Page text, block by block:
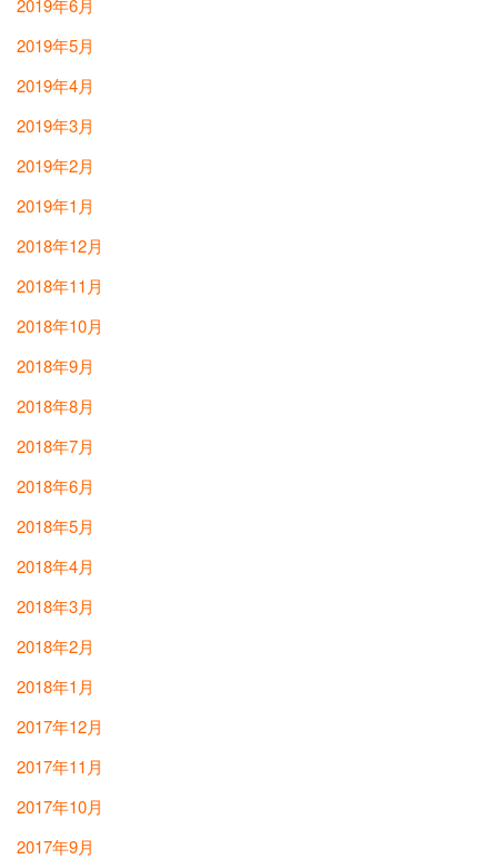
2019年6月
2019年5月
2019年4月
2019年3月
2019年2月
2019年1月
2018年12月
2018年11月
2018年10月
2018年9月
2018年8月
2018年7月
2018年6月
2018年5月
2018年4月
2018年3月
2018年2月
2018年1月
2017年12月
2017年11月
2017年10月
2017年9月